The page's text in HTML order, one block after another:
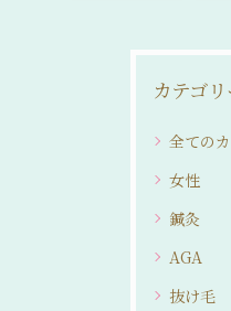
カテゴ
全ての
女性
鍼灸
AGA
抜け毛